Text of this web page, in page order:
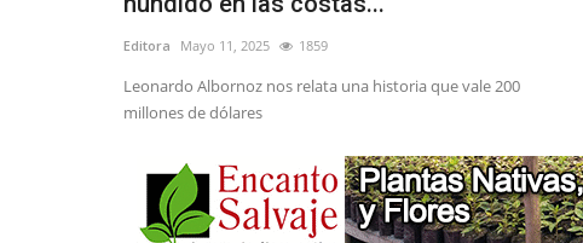
Editora Mayo 11, 2025 1859
Leonardo Albornoz nos relata una historia que vale 200
millones de dólares